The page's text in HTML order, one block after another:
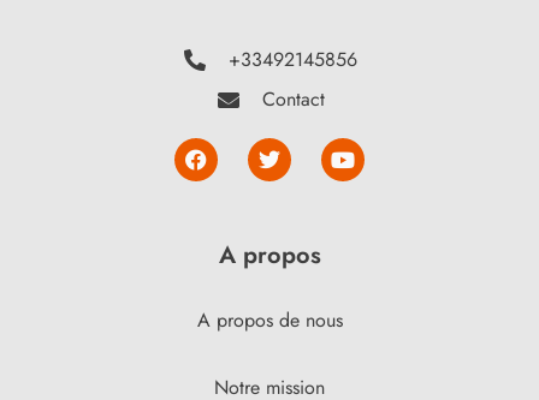
+33492145856
Contact
A propos
A propos de nous
Notre mission